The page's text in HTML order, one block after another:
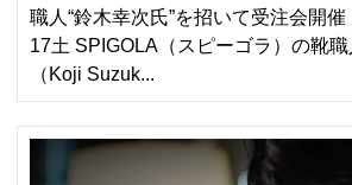
職人“鈴木幸次氏”を招いて受注会開催
17土 SPIGOLA（スピーゴラ）の靴
（Koji Suzuk...